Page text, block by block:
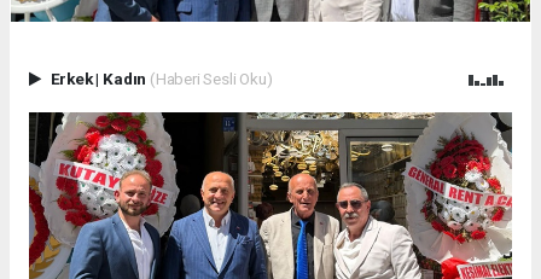
Erkek| Kadın (Haberi Sesli Oku)